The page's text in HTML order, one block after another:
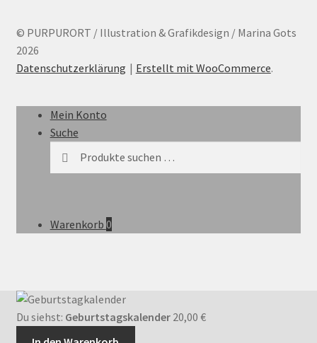
© PURPURORT / Illustration & Grafikdesign / Marina Gots
2026
Datenschutzerklärung
Erstellt mit WooCommerce.
Mein Konto
Suche
Warenkorb 0
Du siehst: Geburtstagskalender 20,00 €